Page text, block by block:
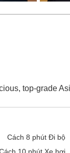
top-grade
Cách 8 phút Đi bộ